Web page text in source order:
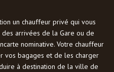
un chauffeur privé qui vous
arrivées de la Gare ou de
nominative. Votre chauffeur
vos bagages et de les charger
à destination de la ville de